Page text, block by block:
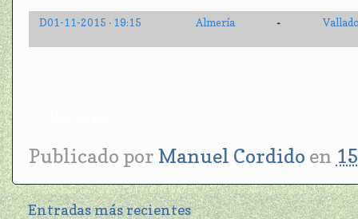
D01-11-2015 · 19:15 Almería -
Publicado por Manuel Cordido en
Entradas más recientes